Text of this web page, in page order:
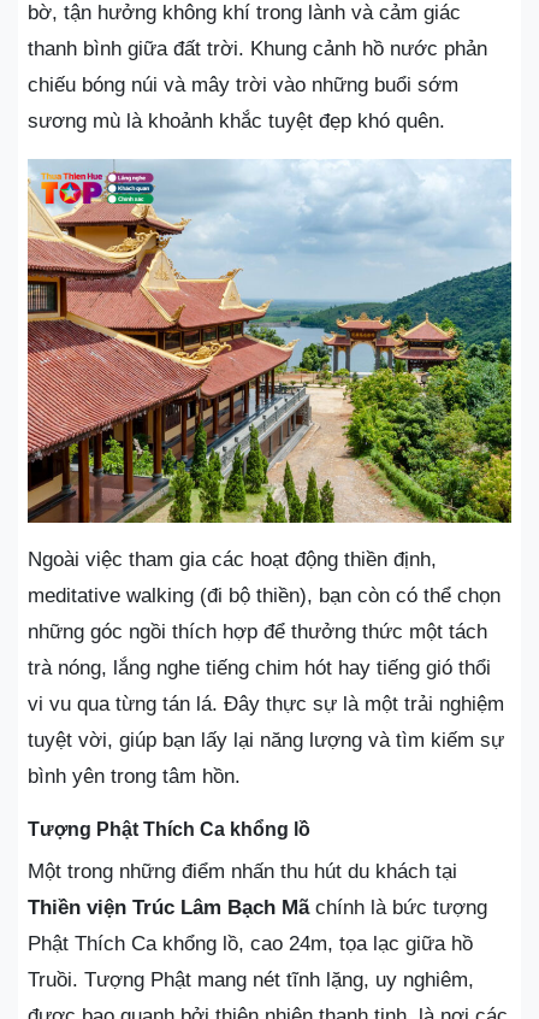
bờ, tận hưởng không khí trong lành và cảm giác
thanh bình giữa đất trời. Khung cảnh hồ nước phản
chiếu bóng núi và mây trời vào những buổi sớm
sương mù là khoảnh khắc tuyệt đẹp khó quên.
Ngoài việc tham gia các hoạt động thiền định,
meditative walking (đi bộ thiền), bạn còn có thể chọn
những góc ngồi thích hợp để thưởng thức một tách
trà nóng, lắng nghe tiếng chim hót hay tiếng gió thổi
vi vu qua từng tán lá. Đây thực sự là một trải nghiệm
tuyệt vời, giúp bạn lấy lại năng lượng và tìm kiếm sự
bình yên trong tâm hồn.
Tượng Phật Thích Ca khổng lồ
Một trong những điểm nhấn thu hút du khách tại
Thiền viện Trúc Lâm Bạch Mãchính là bức tượng
Phật Thích Ca khổng lồ, cao 24m, tọa lạc giữa hồ
Truồi. Tượng Phật mang nét tĩnh lặng, uy nghiêm,